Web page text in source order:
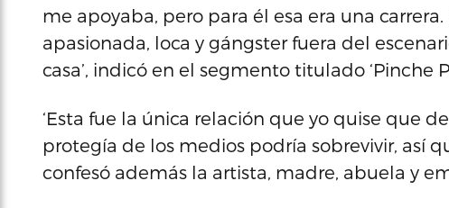
me apoyaba, pero para él esa era una
apasionada, loca y gángster fuera del
casa’, indicó en el segmento titulado ‘Pinche
‘Esta fue la única relación que yo quise que
protegía de los medios podría sobrevivir, así
confesó además la artista, madre, abuela y